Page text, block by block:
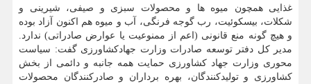
غذایی همچون میوه ها و محصولات سبزی و صیفی، شیرینی و
شكلات، بیسكوئیت، رب گوجه فرنگی، آب و میوه هم اكنون آزاد بوده
و هیچ گونه منع قانونی (اعم از ممنوعیت یا عوارض صادراتی) ندارد.
مدیر كل دفتر توسعه صادرات وزارت جهادكشاورزی گفت: سیاست
محوری وزارت جهاد كشاورزی حمایت همه جانبه و دائمی از بخش
كشاورزی و تولیدكنندگان، بهره برداران و صادركنندگان محصولات